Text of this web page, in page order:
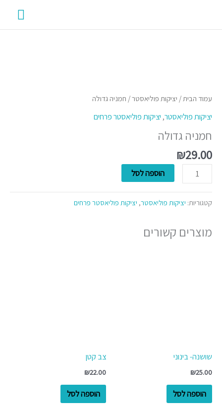
עמוד הבית/ יציקות פוליאסטר/ חמניה גדולה
יציקות פוליאסטר, יציקות פוליאסטר פרחים
חמניה גדולה
₪29.00
חמניה
הוספה לסל
קטגוריות: יציקות פוליאסטר, יציקות פוליאסטר פרחים
מוצרים קשורים
שושנה- בינוני
₪25.00
הוספה לסל
צב קטן
₪22.00
הוספה לסל